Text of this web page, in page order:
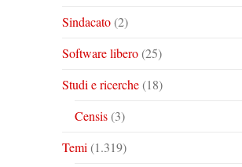
Sindacato(2)
Software libero(25)
Studi e ricerche(18)
Censis(3)
Temi (1.319)